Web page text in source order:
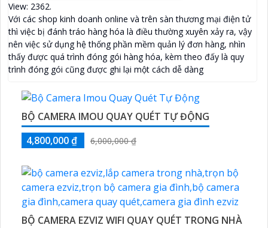
View: 2362.
Với các shop kinh doanh online và trên sàn thương mại điện tử
thì việc bị đánh tráo hàng hóa là điều thường xuyên xảy ra, vậy
nên việc sử dụng hệ thống phần mềm quản lý đơn hàng, nhìn
thấy được quá trình đóng gói hàng hóa, kèm theo đấy là quy
trình đóng gói cũng được ghi lại một cách dễ dàng
BỘ CAMERA IMOU QUAY QUÉT TỰ ĐỘNG
4,800,000 ₫
6,000,000 ₫
BỘ CAMERA EZVIZ WIFI QUAY QUÉT TRONG NHÀ